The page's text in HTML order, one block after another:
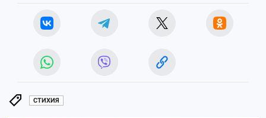
СТИХИЯ